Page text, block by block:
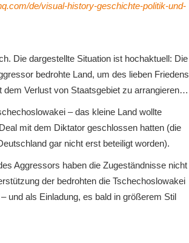
de/visual-history-geschichte-politik-und-
Die dargestellte Situation ist hochaktuell: Die
bedrohte Land, um des lieben Friedens
Verlust von Staatsgebiet zu arrangieren…
– das kleine Land wollte
mit dem Diktator geschlossen hatten (die
gar nicht erst beteiligt worden).
Aggressors haben die Zugeständnisse nicht
der bedrohten die Tschechoslowakei
und als Einladung, es bald in größerem Stil